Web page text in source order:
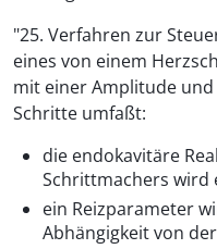
"25. Verfahren zur
eines von einem
mit einer Amplitude
Schritte umfaßt:
die endokavitäre
Schrittmachers wird
ein Reizparameter
Abhängigkeit von